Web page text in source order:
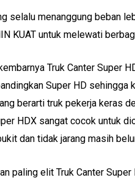
selalu menanggung beban
KUAT untuk melewati
Truk Canter
Super HD
berarti truk pekerja keras
HDX sangat cocok untuk
dan tidak jarang masih
paling elit Truk Canter